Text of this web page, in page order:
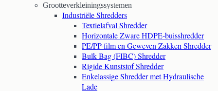
Grootteverkleiningssystemen
Industriële Shredders
Textielafval Shredder
Horizontale Zware HDPE-buisshredder
PE/PP-film en Geweven Zakken Shredder
Bulk Bag (FIBC) Shredder
Rigide Kunststof Shredder
Enkelassige Shredder met Hydraulische
Lade